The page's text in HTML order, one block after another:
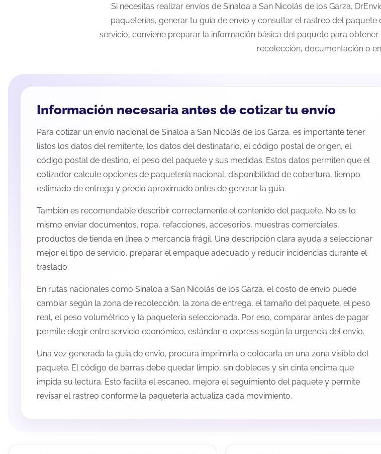
Si necesitas realizar envíos de Sinaloa a San Nicolás de los Garza,
paqueterías, generar tu guía de envío y consultar el rastreo del
servicio, conviene preparar la información básica del paquete para
recolección, documentación o
Información necesaria antes de cotizar tu envío
Para cotizar un envío nacional de Sinaloa a San Nicolás de los Garza, es importante tener
listos los datos del remitente, los datos del destinatario, el código postal de origen, el
código postal de destino, el peso del paquete y sus medidas. Estos datos permiten que el
cotizador calcule opciones de paquetería nacional, disponibilidad de cobertura, tiempo
estimado de entrega y precio aproximado antes de generar la guía.
También es recomendable describir correctamente el contenido del paquete. No es lo
mismo enviar documentos, ropa, refacciones, accesorios, muestras comerciales,
productos de tienda en línea o mercancía frágil. Una descripción clara ayuda a seleccionar
mejor el tipo de servicio, preparar el empaque adecuado y reducir incidencias durante el
traslado.
En rutas nacionales como Sinaloa a San Nicolás de los Garza, el costo de envío puede
cambiar según la zona de recolección, la zona de entrega, el tamaño del paquete, el peso
real, el peso volumétrico y la paquetería seleccionada. Por eso, comparar antes de pagar
permite elegir entre servicio económico, estándar o express según la urgencia del envío.
Una vez generada la guía de envío, procura imprimirla o colocarla en una zona visible del
paquete. El código de barras debe quedar limpio, sin dobleces y sin cinta encima que
impida su lectura. Esto facilita el escaneo, mejora el seguimiento del paquete y permite
revisar el rastreo conforme la paquetería actualiza cada movimiento.